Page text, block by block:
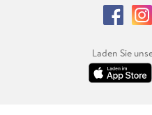
Laden Sie